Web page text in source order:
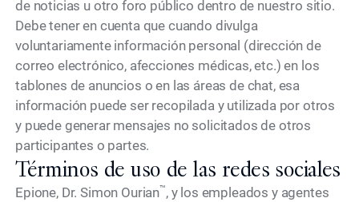
de noticias u otro foro público dentro de nuestro sitio.
Debe tener en cuenta que cuando divulga
voluntariamente información personal (dirección de
correo electrónico, afecciones médicas, etc.) en los
tablones de anuncios o en las áreas de chat, esa
información puede ser recopilada y utilizada por otros
y puede generar mensajes no solicitados de otros
participantes o partes.
Términos de uso de las redes sociales
Epione, Dr. Simon Ourian™, y los empleados y agentes